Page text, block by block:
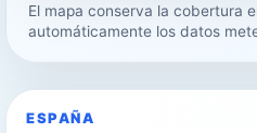
23°
El mapa conserva la cobertura
automáticamente los datos
ESPAÑA